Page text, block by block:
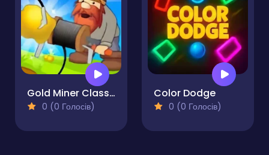
Gold Miner Classic
0 (0 Голосів)
Color Dodge
0 (0 Голосів)